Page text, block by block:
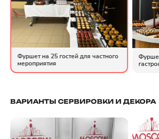
Фуршет на 25 гостей для частного
мероприятия
ВАРИАНТЫ СЕРВИРОВКИ И ДЕКОРА